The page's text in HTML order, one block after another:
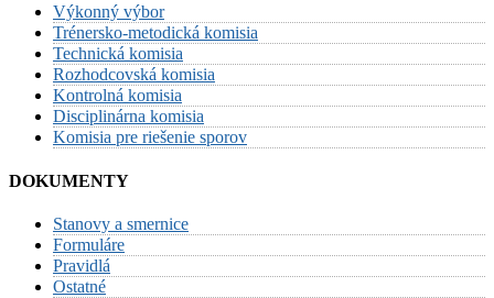
Výkonný výbor
Trénersko-metodická komisia
Technická komisia
Rozhodcovská komisia
Kontrolná komisia
Disciplinárna komisia
Komisia pre riešenie sporov
DOKUMENTY
Stanovy a smernice
Formuláre
Pravidlá
Ostatné